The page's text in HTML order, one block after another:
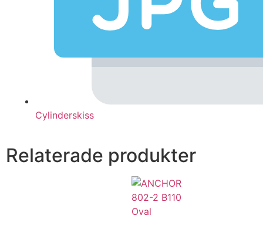
Cylinderskiss
Relaterade produkter